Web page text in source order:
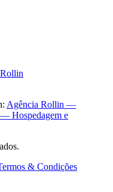
Agência Rollin —
Hospedagem e
& Condições